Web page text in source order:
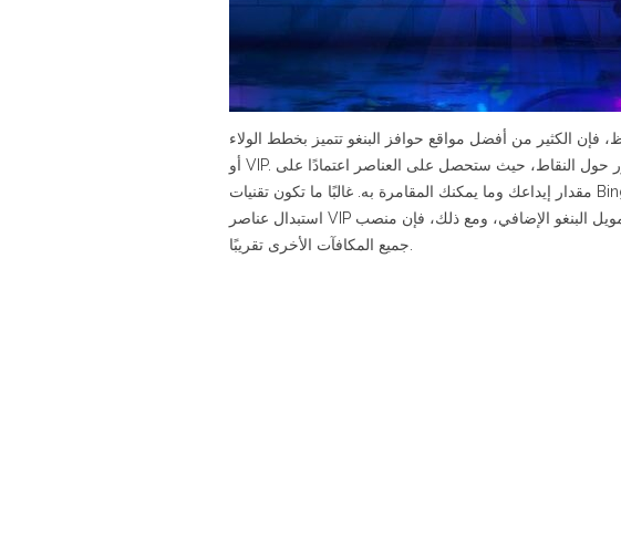
فإن الكثير من أفضل مواقع حوافز البنغو تتميز بخطط الولاء
أو VIP. يركز هذا النوع من المخططات بشكل أساسي على برنامج يتمحور حول النقاط، حيث ستحصل على العناصر اعتمادًا على
مقدار إيداعك وما يمكنك المقامرة به. غالبًا ما تكون تقنيات Bingo VIP متدرجة، وكلما ارتفع مستواك، كانت مكافآتك أفضل. يمكنك
استبدال عناصر VIP للحصول على مزايا بما في ذلك تمويل البنغو الإضافي، ومع ذلك، فإن منصب VIP يضم أيضًا مجموعة مختارة من